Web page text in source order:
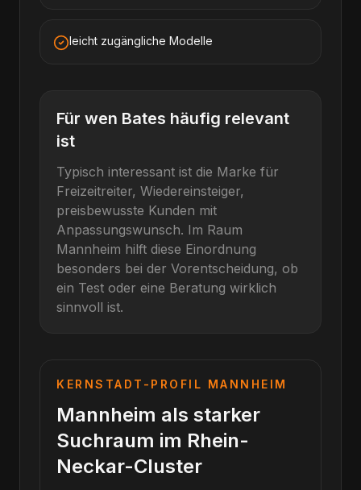
leicht zugängliche Modelle
Für wen Bates häufig relevant
ist
Typisch interessant ist die Marke für
Freizeitreiter, Wiedereinsteiger,
preisbewusste Kunden mit
Anpassungswunsch. Im Raum
Mannheim hilft diese Einordnung
besonders bei der Vorentscheidung, ob
ein Test oder eine Beratung wirklich
sinnvoll ist.
KERNSTADT-PROFIL MANNHEIM
Mannheim als starker
Suchraum im Rhein-
Neckar-Cluster